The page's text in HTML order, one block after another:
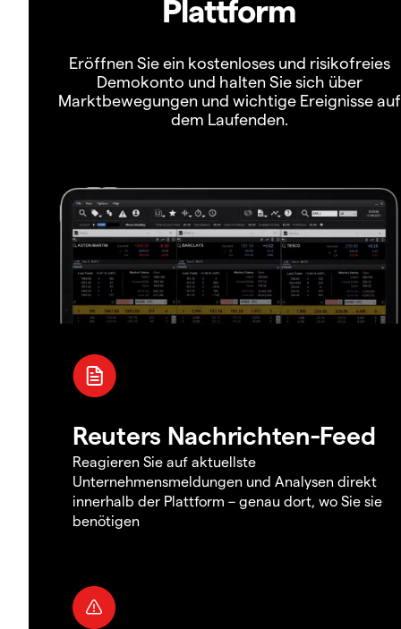
Plattform
Eröffnen Sie ein kostenloses und risikofreies
Demokonto und halten Sie sich über
Marktbewegungen und wichtige Ereignisse auf
dem Laufenden.
Reuters Nachrichten-Feed
Reagieren Sie auf aktuellste
Unternehmensmeldungen und Analysen direkt
innerhalb der Plattform – genau dort, wo Sie sie
benötigen